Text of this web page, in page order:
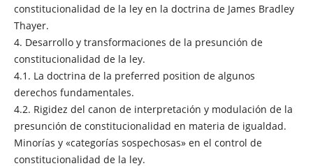
constitucionalidad de la ley en la doctrina de James Bradley
Thayer.
4. Desarrollo y transformaciones de la presunción de
constitucionalidad de la ley.
4.1. La doctrina de la preferred position de algunos
derechos fundamentales.
4.2. Rigidez del canon de interpretación y modulación de la
presunción de constitucionalidad en materia de igualdad.
Minorías y «categorías sospechosas» en el control de
constitucionalidad de la ley.